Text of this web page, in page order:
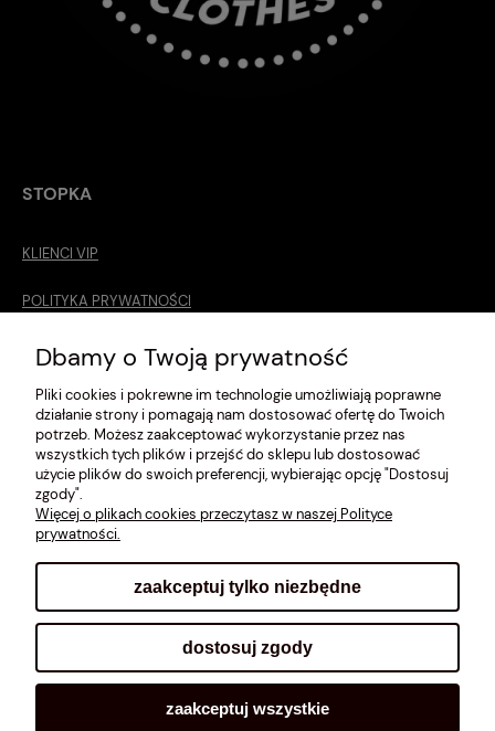
STOPKA
KLIENCI VIP
POLITYKA PRYWATNOŚCI
O MNIE
ROZMIARÓWKA [cm]
REGULAMIN
METODY PŁATNOŚCI
Sklep internetowy Shoplo.pl, powered byShoper.
Dbamy o Twoją prywatność
Pliki cookies i pokrewne im technologie umożliwiają poprawne
działanie strony i pomagają nam dostosować ofertę do Twoich
potrzeb. Możesz zaakceptować wykorzystanie przez nas
wszystkich tych plików i przejść do sklepu lub dostosować
użycie plików do swoich preferencji, wybierając opcję "Dostosuj
zgody".
Więcej o plikach cookies przeczytasz w naszej Polityce
prywatności.
zaakceptuj tylko niezbędne
dostosuj zgody
zaakceptuj wszystkie